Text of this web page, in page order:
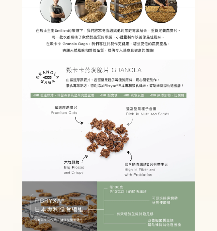
乾麵-蔥爆秘醬蒟蒻米
NT$ 99
- +
湯麵-蛤蜊海鮮蒟蒻白麵
NT$ 99
-
加入購物車
純蒟蒻麵加價購